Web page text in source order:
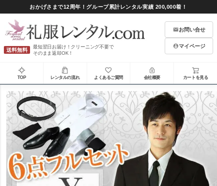
おかげさまで12周年！グループ累計レンタル実績 200,000着！
送料無料
最短翌日お届け！クリーニング不要で
そのまま返却OK！
お問い合せ
マイページ
TOP レンタルの流れ よくあるご質問 会社概要 カートを見る